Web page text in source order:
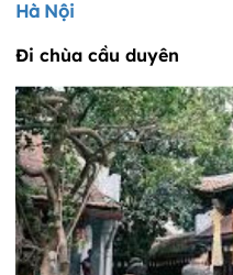
Hà Nội
Đi chùa cầu duyên